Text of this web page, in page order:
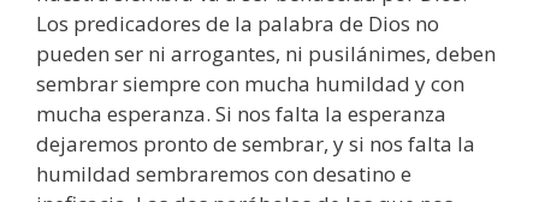
Los predicadores de la palabra de Dios no
pueden ser ni arrogantes, ni pusilánimes, deben
sembrar siempre con mucha humildad y con
mucha esperanza. Si nos falta la esperanza
dejaremos pronto de sembrar, y si nos falta la
humildad sembraremos con desatino e